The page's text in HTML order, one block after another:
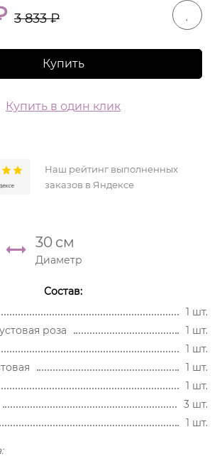
3 833₽
Купить
Купить в один клик
Наш рейтинг выполненных
заказов в Яндексе
30 см
Диаметр
Состав:
1 шт.
роза
1 шт.
1 шт.
1 шт.
1 шт.
3 шт.
1 шт.